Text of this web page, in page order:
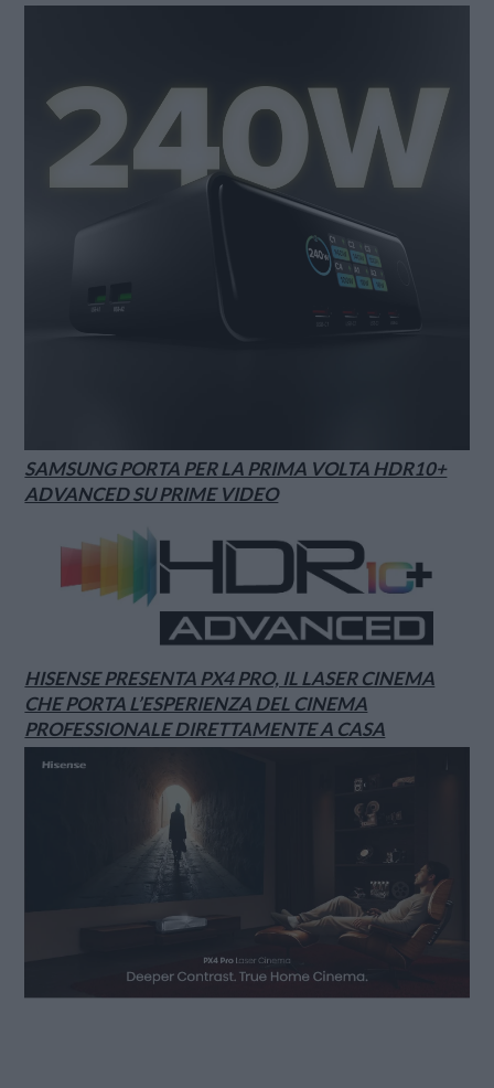
SAMSUNG PORTA PER LA PRIMA VOLTA HDR10+
ADVANCED SU PRIME VIDEO
HISENSE PRESENTA PX4 PRO, IL LASER CINEMA
CHE PORTA L’ESPERIENZA DEL CINEMA
PROFESSIONALE DIRETTAMENTE A CASA